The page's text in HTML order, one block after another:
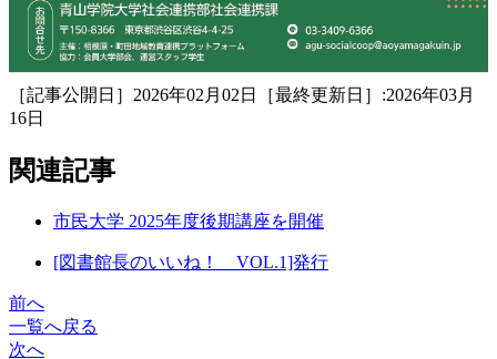
［記事公開日］2026年02月02日［最終更新日］:2026年03月
16日
関連記事
市民大学 2025年度後期講座を開催
[図書館長のいいね！ VOL.1]発行
前へ
一覧へ戻る
次へ